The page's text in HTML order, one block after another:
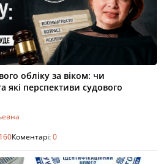
обліку за віком: чи
які перспективи судового
160Коментарі:0